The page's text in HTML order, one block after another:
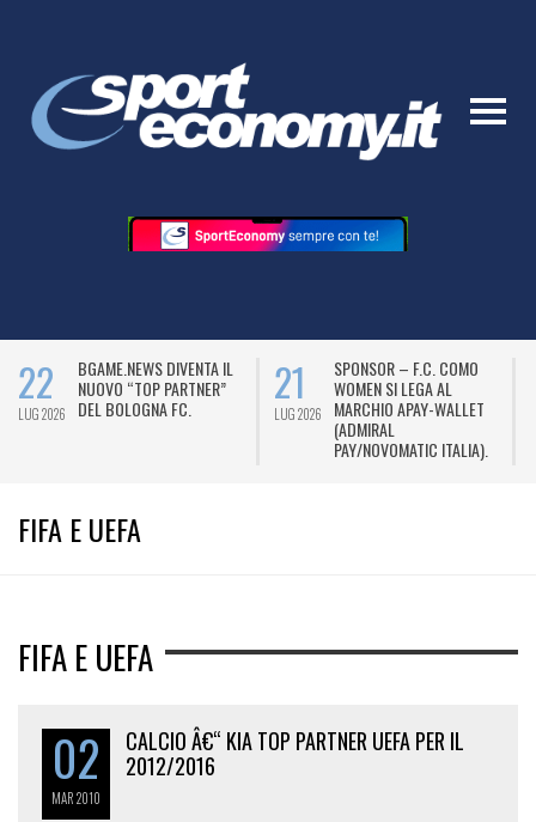
22
LUG 2026
BGAME.NEWS DIVENTA IL
NUOVO “TOP PARTNER”
DEL BOLOGNA FC.
21
LUG 2026
SPONSOR – F.C. COMO
WOMEN SI LEGA AL
MARCHIO APAY-WALLET
(ADMIRAL
PAY/NOVOMATIC ITALIA).
FIFA E UEFA
FIFA E UEFA
02
MAR2010
CALCIO Â€“ KIA TOP PARTNER UEFA PER IL
2012/2016